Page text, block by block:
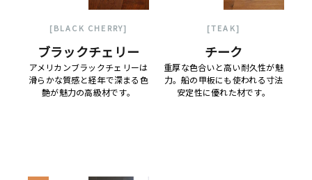
[BLACK CHERRY]
ブラックチェリー
アメリカンブラックチェリーは
滑らかな質感と経年で深まる色
艶が魅力の高級材です。
[TEAK]
チーク
重厚な色合いと高い耐久性が魅
力。船の甲板にも使われる寸法
安定性に優れた材です。